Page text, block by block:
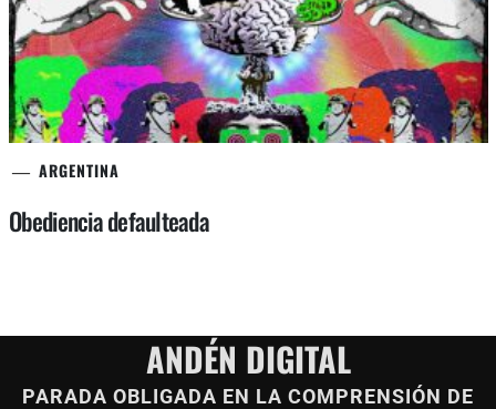
ARGENTINA
Obediencia defaulteada
ANDÉN DIGITAL
PARADA OBLIGADA EN LA COMPRENSIÓN DE